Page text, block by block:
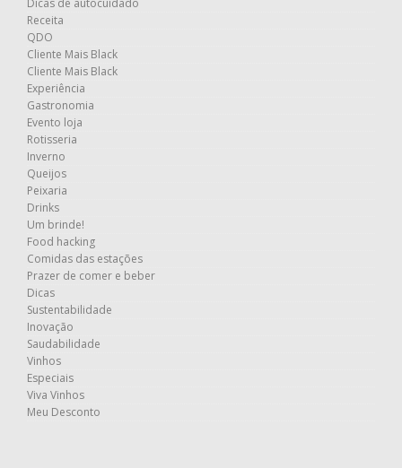
Dicas de autocuidado
Receita
QDO
Cliente Mais Black
Cliente Mais Black
Experiência
Gastronomia
Evento loja
Rotisseria
Inverno
Queijos
Peixaria
Drinks
Um brinde!
Food hacking
Comidas das estações
Prazer de comer e beber
Dicas
Sustentabilidade
Inovação
Saudabilidade
Vinhos
Especiais
Viva Vinhos
Meu Desconto